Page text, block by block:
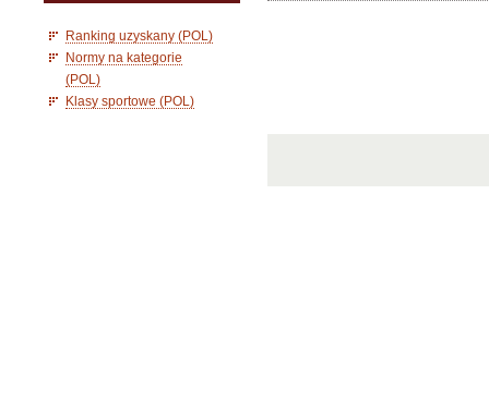
Ranking uzyskany (POL)
Normy na kategorie
(POL)
Klasy sportowe (POL)